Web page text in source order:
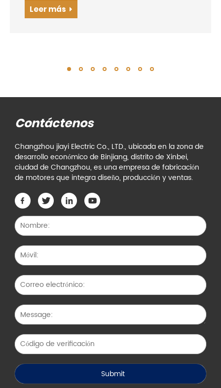
días. Ya sea en nuestros hogares, empresas o
instalaciones industriales, los motores de
Leer más
Contáctenos
Changzhou jiayi Electric Co., LTD., ubicada en la zona de
desarrollo económico de Binjiang, distrito de Xinbei,
ciudad de Changzhou, es una empresa de fabricación
de motores que integra diseño, producción y ventas.